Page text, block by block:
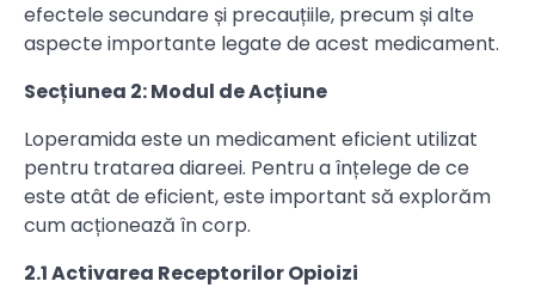
efectele secundare și precauțiile, precum și alte
aspecte importante legate de acest medicament.
Secțiunea 2: Modul de Acțiune
Loperamida este un medicament eficient utilizat
pentru tratarea diareei. Pentru a înțelege de ce
este atât de eficient, este important să explorăm
cum acționează în corp.
2.1 Activarea Receptorilor Opioizi